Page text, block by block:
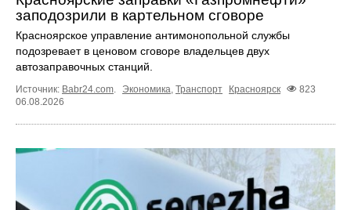
заподозрили в картельном сговоре
Красноярское управление антимонопольной службы
подозревает в ценовом сговоре владельцев двух
автозаправочных станций.
Источник: Babr24.com. Экономика, Транспорт Красноярск
823
06.08.2026